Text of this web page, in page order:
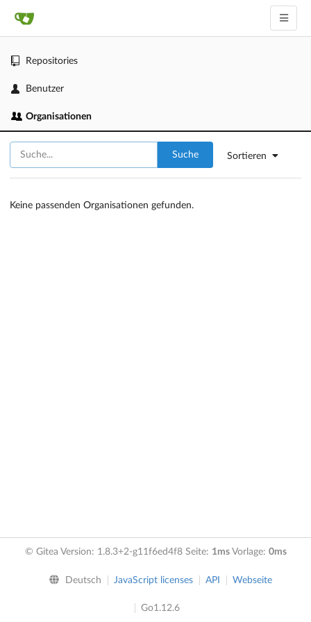
Repositories
Benutzer
Organisationen
Sortieren
Suche
Keine passenden Organisationen gefunden.
© Gitea Version: 1.8.3+2-g11f6ed4f8 Seite: 1msVorlage: 0ms
Deutsch JavaScript licenses API Webseite
Go1.12.6